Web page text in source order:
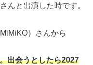
んと出演した時です。
）さんから
出会うとしたら2027